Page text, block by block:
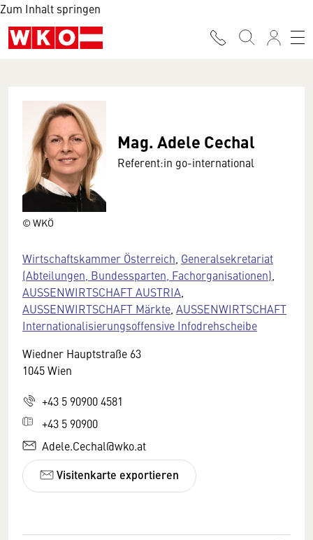
Zum Inhalt springen
© WKÖ
Mag. Adele Cechal
Referent:in go-international
Wirtschaftskammer Österreich Generalsekretariat
(Abteilungen, Bundessparten, Fachorganisationen)
AUSSENWIRTSCHAFT AUSTRIA
AUSSENWIRTSCHAFT Märkte AUSSENWIRTSCHAFT
Internationalisierungsoffensive Infodrehscheibe
Wiedner Hauptstraße 63
1045 Wien
+43 5 90900 4581
+43 5 90900
Adele.Cechal@wko.at
Visitenkarte exportieren